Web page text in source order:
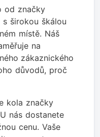
od značky
s širokou škálou
místě. Náš
na
zákaznického
důvodů, proč
kola značky
nás dostanete
cenu. Vaše